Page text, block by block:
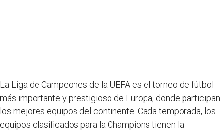
La Liga de Campeones de la UEFA es el torneo de fútbol
más importante y prestigioso de Europa, donde participan
los mejores equipos del continente. Cada temporada, los
equipos clasificados para la Champions tienen la